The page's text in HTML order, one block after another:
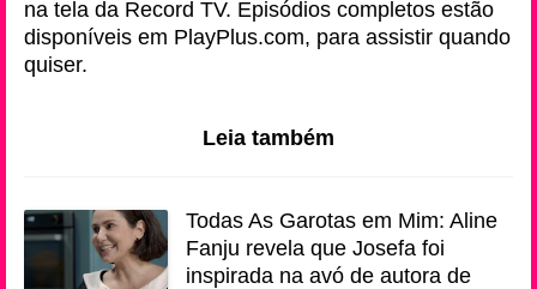
na tela da Record TV. Episódios completos estão
disponíveis em PlayPlus.com, para assistir quando
quiser.
Leia também
Todas As Garotas em Mim: Aline
Fanju revela que Josefa foi
inspirada na avó de autora de